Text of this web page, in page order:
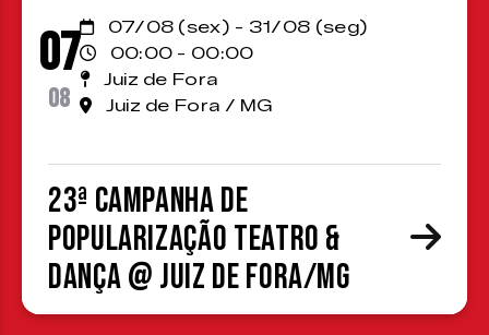
07
08
07/08 (sex) - 31/08 (seg)
00:00 - 00:00
Juiz de Fora
Juiz de Fora / MG
23ª Campanha de
Popularização Teatro &
Dança @ Juiz de Fora/MG